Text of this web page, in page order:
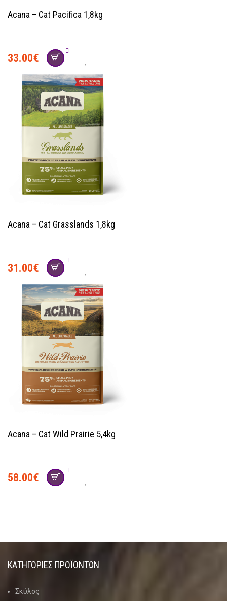
Acana – Cat Pacifica 1,8kg
33.00€
Acana – Cat Grasslands 1,8kg
31.00€
Acana – Cat Wild Prairie 5,4kg
58.00€
ΚΑΤΗΓΟΡΊΕΣ ΠΡΟΪΌΝΤΩΝ
Σκύλος